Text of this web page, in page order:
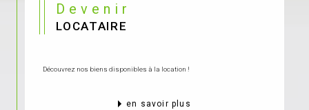
Devenir
LOCATAIRE
Découvrez nos biens disponibles à la location !
en savoir plus